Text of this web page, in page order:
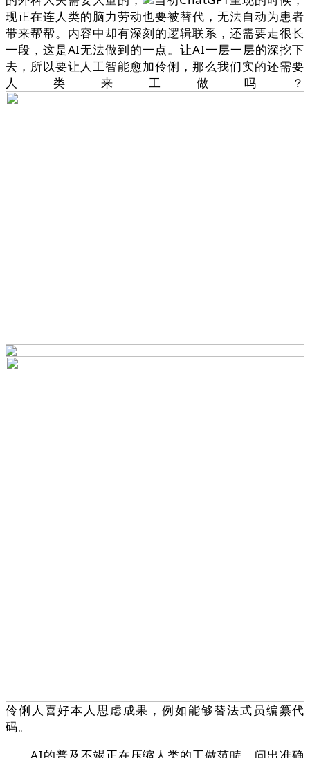
现正在连人类的脑力劳动也要被替代，无法自动为患者
带来帮帮。内容中却有深刻的逻辑联系，还需要走很长
一段，这是AI无法做到的一点。让AI一层一层的深挖下
去，所以要让人工智能愈加伶俐，那么我们实的还需要
人类来工做吗？
伶俐人喜好本人思虑成果，例如能够替法式员编纂代
码。